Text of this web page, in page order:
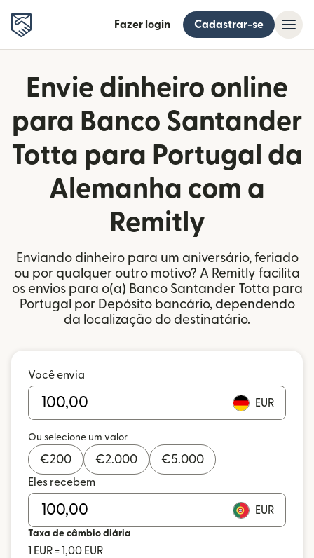
Fazer login Cadastrar-se
Envie dinheiro online
para Banco Santander
Totta para Portugal da
Alemanha com a
Remitly
Enviando dinheiro para um aniversário, feriado
ou por qualquer outro motivo? A Remitly facilita
os envios para o(a) Banco Santander Totta para
Portugal por Depósito bancário, dependendo
da localização do destinatário.
Você envia
EUR
Ou selecione um valor
€200 €2.000 €5.000
Eles recebem
EUR
Taxa de câmbio diária
1 EUR = 1,00 EUR